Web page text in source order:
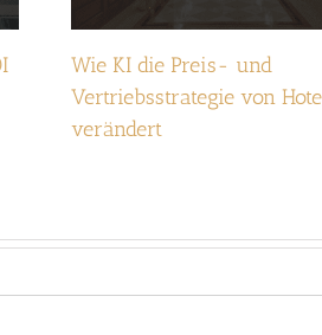
Wie KI die Preis- und
Vertriebsstrategie von
verändert